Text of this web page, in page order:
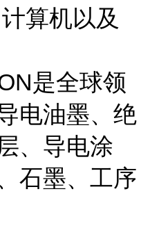
算机以及
是全球领
电油墨、绝
、导电涂
石墨、工序